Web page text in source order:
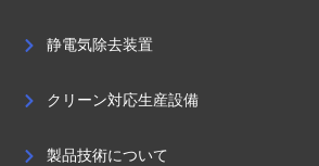
静電気除去装置
クリーン対応生産設備
製品技術について